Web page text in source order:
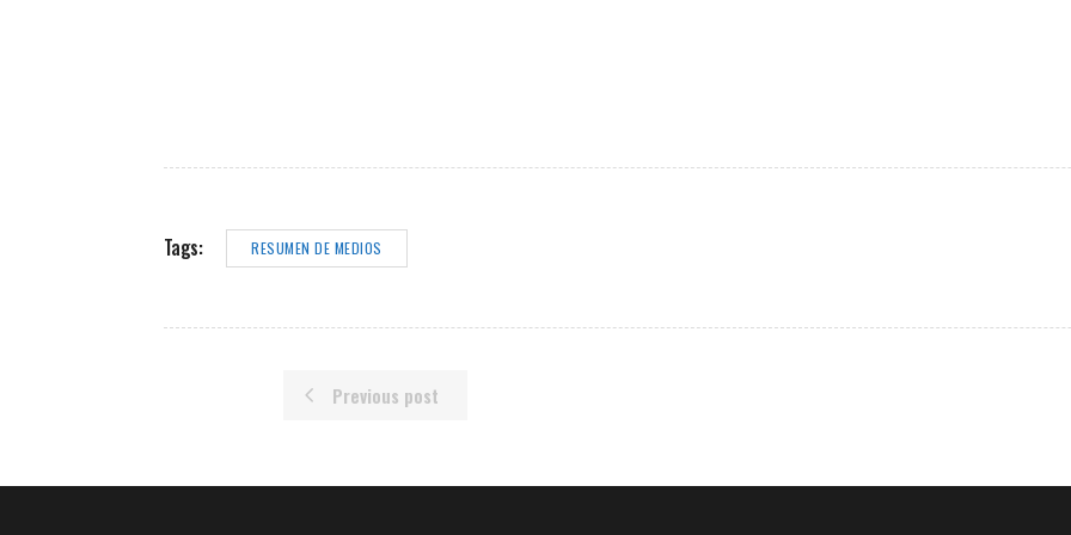
Tags: RESUMEN DE MEDIOS
Previous post